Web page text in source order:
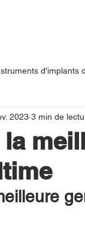
d'implants
Équipement
p Greffe
2023 3 min de